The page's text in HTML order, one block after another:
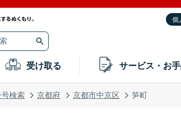
個
受け取る サービス・お
検索 京都府 京都市中京区 笋町